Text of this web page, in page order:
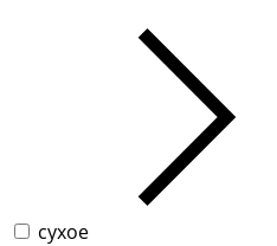
сухое